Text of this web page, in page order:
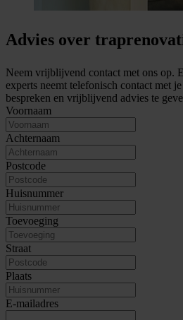
Advies over
Neem vrijblijvend contact met ons op.
experts neemt telefonisch contact met
bespreken en vrijblijvend advies te
Voornaam
Achternaam
Postcode
Huisnummer
Toevoeging
Straat
Plaats
E-mailadres